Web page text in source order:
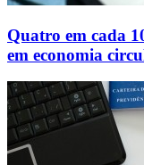
Quatro em cada
em economia